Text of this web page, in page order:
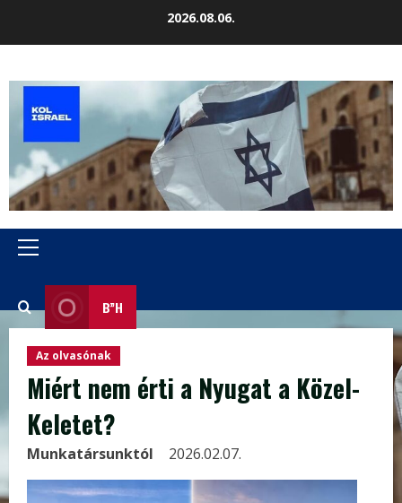
2026.08.06.
Primary
B”H
Az olvasónak
Miért nem érti a Nyugat a Közel-
Keletet?
Munkatársunktól 2026.02.07.